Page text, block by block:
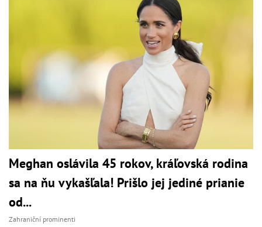
Meghan oslávila 45 rokov, kráľovská rodina
sa na ňu vykašľala! Prišlo jej jediné prianie
od...
Zahraniční prominenti